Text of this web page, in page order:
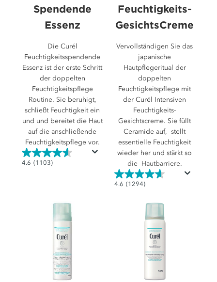
Spendende
Essenz
Die Curél
Feuchtigkeitsspendende
Essenz ist der erste Schritt
der doppelten
Feuchtigkeitspflege
Routine. Sie beruhigt,
schließt Feuchtigkeit ein
und und bereitet die Haut
auf die anschließende
Feuchtigkeitspflege vor.
4.6 (1103)
4.6
Bewertungen
Feuchtigkeits-
GesichtsCreme
Vervollständigen Sie das
japanische
Hautpflegeritual der
doppelten
Feuchtigkeitspflege mit
der Curél Intensiven
Feuchtigkeits-
Gesichtscreme. Sie füllt
Ceramide auf, stellt
essentielle Feuchtigkeit
wieder her und stärkt so
die Hautbarriere.
4.6 (1294)
4.6
Bewertungen